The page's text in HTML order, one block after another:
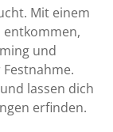
Mit einem
entkommen,
und
lassen dich
erfinden.